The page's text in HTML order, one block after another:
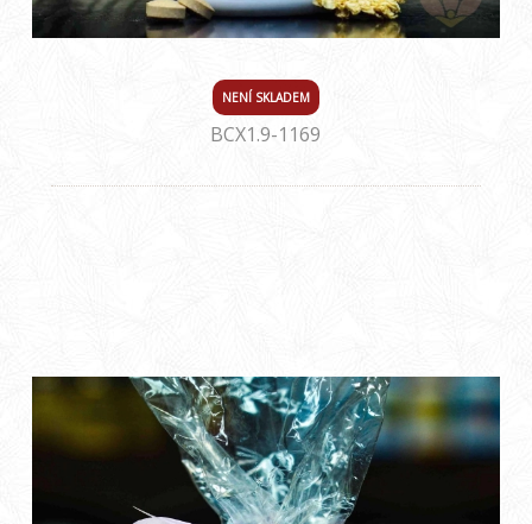
NENÍ SKLADEM
BCX1.9-1169